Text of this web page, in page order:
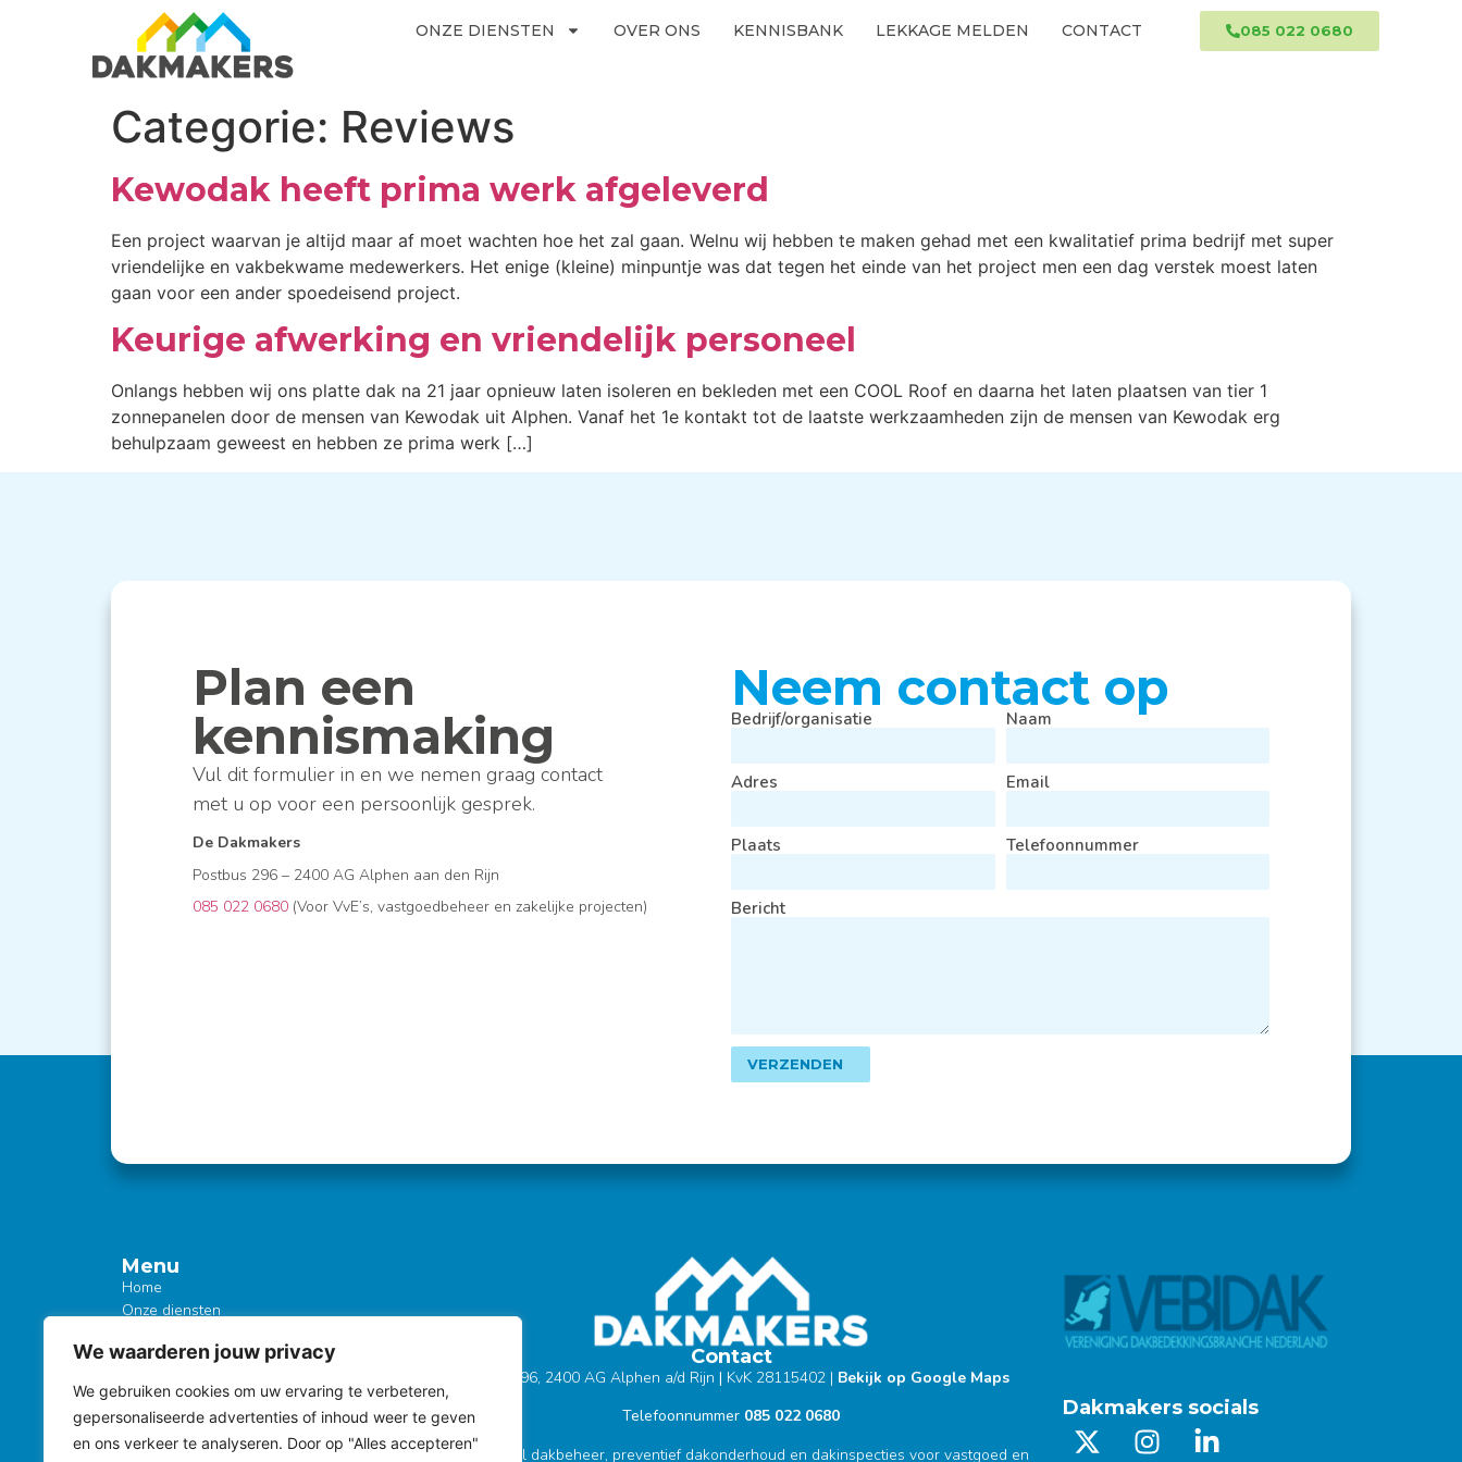
We waarderen jouw privacy
We gebruiken cookies om uw ervaring te verbeteren,
gepersonaliseerde advertenties of inhoud weer te geven
en ons verkeer te analyseren. Door op "Alles accepteren"
ONZE DIENSTEN OVER ONS KENNISBANK LEKKAGE MELDEN CONTACT 085 022 0680
Categorie: Reviews
Kewodak heeft prima werk afgeleverd
Een project waarvan je altijd maar af moet wachten hoe het zal gaan. Welnu wij hebben te maken gehad met een kwalitatief prima bedrijf met super
vriendelijke en vakbekwame medewerkers. Het enige (kleine) minpuntje was dat tegen het einde van het project men een dag verstek moest laten
gaan voor een ander spoedeisend project.
Keurige afwerking en vriendelijk personeel
Onlangs hebben wij ons platte dak na 21 jaar opnieuw laten isoleren en bekleden met een COOL Roof en daarna het laten plaatsen van tier 1
zonnepanelen door de mensen van Kewodak uit Alphen. Vanaf het 1e kontakt tot de laatste werkzaamheden zijn de mensen van Kewodak erg
behulpzaam geweest en hebben ze prima werk […]
Plan een
kennismaking
Vul dit formulier in en we nemen graag contact
met u op voor een persoonlijk gesprek.
De Dakmakers
Postbus 296 – 2400 AG Alphen aan den Rijn
085 022 0680 (Voor VvE’s, vastgoedbeheer en zakelijke projecten)
Neem contact op
Bedrijf/organisatie Naam
Adres Email
Plaats Telefoonnummer
Bericht
VERZENDEN
Menu
Home
Onze diensten
Dakonderhoud
Dakservice
Over ons
Kennisbank
Contact
Postbus 296, 2400 AG Alphen a/d Rijn | KvK 28115402 | Bekijk op Google Maps
Telefoonnummer 085 022 0680
Professioneel dakbeheer, preventief dakonderhoud en dakinspecties voor vastgoed en
Dakmakers socials